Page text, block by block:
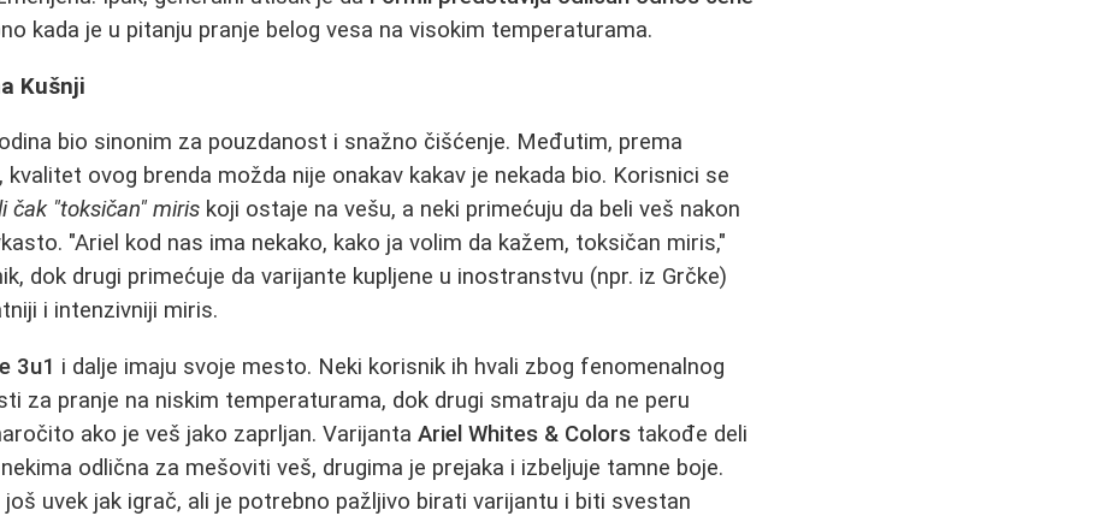
kada je u pitanju pranje belog vesa na visokim temperaturama.
Kušnji
bio sinonim za pouzdanost i snažno čišćenje. Međutim, prema
kvalitet ovog brenda možda nije onakav kakav je nekada bio. Korisnici se
čak "toksičan" miris koji ostaje na vešu, a neki primećuju da beli veš nakon
"Ariel kod nas ima nekako, kako ja volim da kažem, toksičan miris,"
dok drugi primećuje da varijante kupljene u inostranstvu (npr. iz Grčke)
i intenzivniji miris.
3u1 i dalje imaju svoje mesto. Neki korisnik ih hvali zbog fenomenalnog
za pranje na niskim temperaturama, dok drugi smatraju da ne peru
ako je veš jako zaprljan. VarijantaAriel Whites & Colors takođe deli
odlična za mešoviti veš, drugima je prejaka i izbeljuje tamne boje.
još uvek jak igrač, ali je potrebno pažljivo birati varijantu i biti svestan